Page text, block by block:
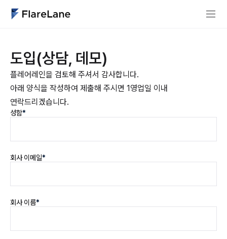
도입(상담, 데모)
플레어레인을 검토해 주셔서 감사합니다.
아래 양식을 작성하여 제출해 주시면 1영업일 이내
연락드리겠습니다.
성함*
회사 이메일*
회사 이름*